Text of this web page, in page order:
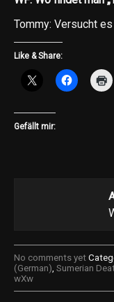
Tommy: Versucht
Like & Share:
Gefällt mir:
No comments yet
(German), Sumerian
wXw